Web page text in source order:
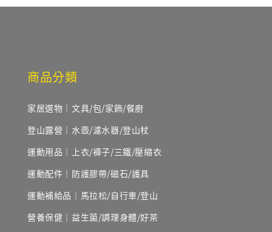
商品分類
家居選物｜文具/包/家飾/餐廚
登山露營｜水壺/濾水器/登山杖
運動用品｜上衣/褲子/三鐵/壓縮衣
運動配件｜防護膠帶/磁石/護具
運動補給品｜馬拉松/自行車/登山
營養保健｜益生菌/調理身體/好茶